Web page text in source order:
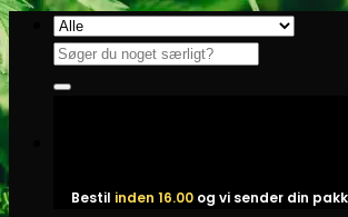
Fortsæt
indhold
Søg
efter:
Bestil inden 16.00 og vi sender din